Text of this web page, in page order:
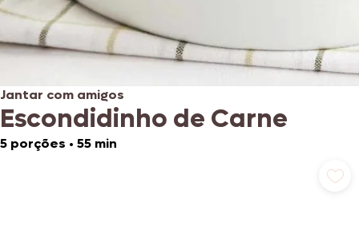
Jantar com amigos
Escondidinho de Carne
5 porções • 55 min